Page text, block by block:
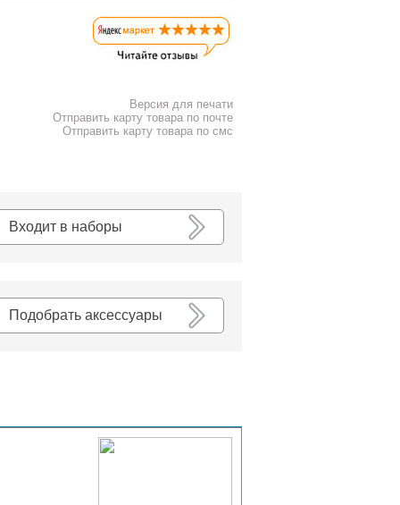
Версия для печати
Отправить карту товара по почте
Отправить карту товара по смс
Входит в наборы
Подобрать аксессуары